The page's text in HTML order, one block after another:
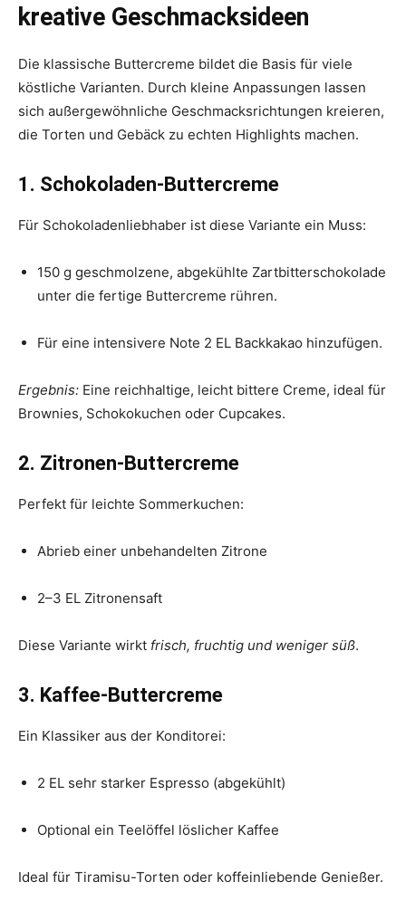
kreative Geschmacksideen
Die klassische Buttercreme bildet die Basis für viele
köstliche Varianten. Durch kleine Anpassungen lassen
sich außergewöhnliche Geschmacksrichtungen kreieren,
die Torten und Gebäck zu echten Highlights machen.
1. Schokoladen-Buttercreme
Für Schokoladenliebhaber ist diese Variante ein Muss:
150 g geschmolzene, abgekühlte Zartbitterschokolade
unter die fertige Buttercreme rühren.
Für eine intensivere Note 2 EL Backkakao hinzufügen.
Ergebnis: Eine reichhaltige, leicht bittere Creme, ideal für
Brownies, Schokokuchen oder Cupcakes.
2. Zitronen-Buttercreme
Perfekt für leichte Sommerkuchen:
Abrieb einer unbehandelten Zitrone
2–3 EL Zitronensaft
Diese Variante wirkt frisch, fruchtig und weniger süß.
3. Kaffee-Buttercreme
Ein Klassiker aus der Konditorei:
2 EL sehr starker Espresso (abgekühlt)
Optional ein Teelöffel löslicher Kaffee
Ideal für Tiramisu-Torten oder koffeinliebende Genießer.